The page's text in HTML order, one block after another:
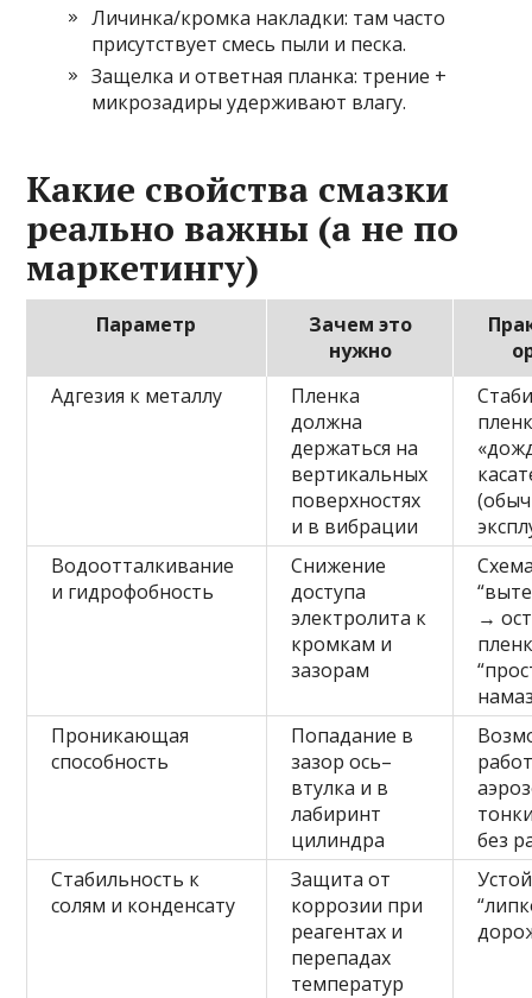
Личинка/кромка накладки: там часто
присутствует смесь пыли и песка.
Защелка и ответная планка: трение +
микрозадиры удерживают влагу.
Какие свойства смазки
реально важны (а не по
маркетингу)
Параметр
Зачем это
нужно
Адгезия к металлу
Пленка
должна
держаться на
вертикальных
поверхностях
и в вибрации
Водоотталкивание
и гидрофобность
Снижение
доступа
электролита к
кромкам и
зазорам
→
Проникающая
способность
Попадание в
зазор ось–
втулка и в
лабиринт
цилиндра
без
Стабильность к
солям и конденсату
Защита от
коррозии при
реагентах и
перепадах
температур